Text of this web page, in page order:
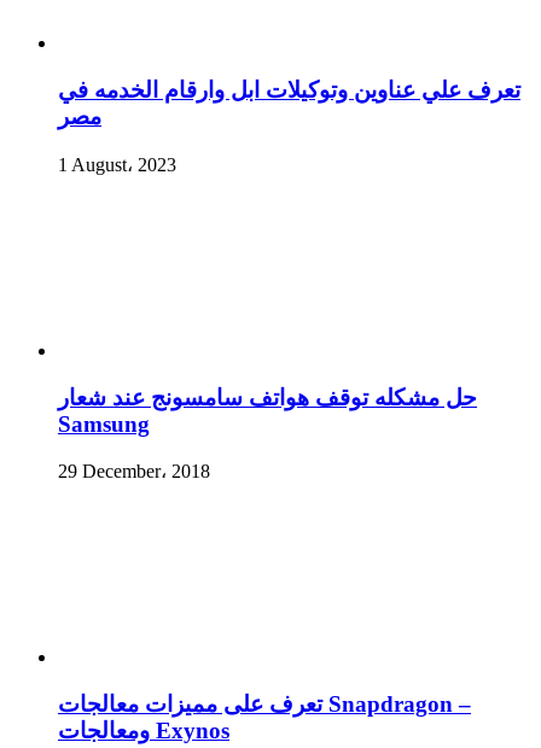
تعرف علي عناوين وتوكيلات ابل وارقام الخدمه في
مصر
1 August، 2023
حل مشكله توقف هواتف سامسونج عند شعار
Samsung
29 December، 2018
تعرف على مميزات معالجات Snapdragon –
ومعالجات Exynos